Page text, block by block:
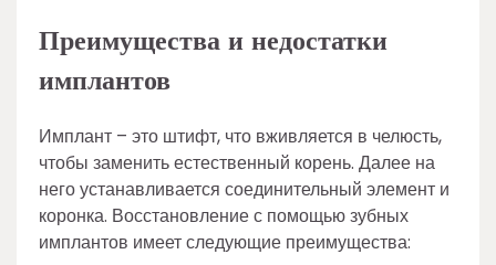
Преимущества и недостатки
имплантов
Имплант – это штифт, что вживляется в челюсть,
чтобы заменить естественный корень. Далее на
него устанавливается соединительный элемент и
коронка. Восстановление с помощью зубных
имплантов имеет следующие преимущества: